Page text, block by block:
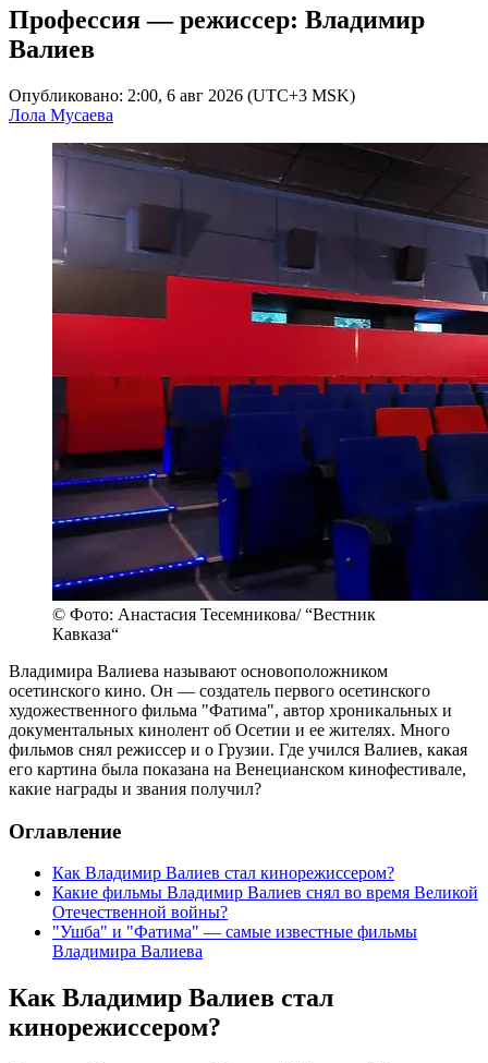
Профессия — режиссер: Владимир
Валиев
Опубликовано: 2:00, 6 авг 2026 (UTC+3 MSK)
Лола Мусаева
© Фото: Анастасия Тесемникова/ “Вестник
Кавказа“
Владимира Валиева называют основоположником
осетинского кино. Он — создатель первого осетинского
художественного фильма "Фатима", автор хроникальных и
документальных кинолент об Осетии и ее жителях. Много
фильмов снял режиссер и о Грузии. Где учился Валиев, какая
его картина была показана на Венецианском кинофестивале,
какие награды и звания получил?
Оглавление
Как Владимир Валиев стал кинорежиссером?
Какие фильмы Владимир Валиев снял во время Великой
Отечественной войны?
"Ушба" и "Фатима" — самые известные фильмы
Владимира Валиева
Как Владимир Валиев стал
кинорежиссером?